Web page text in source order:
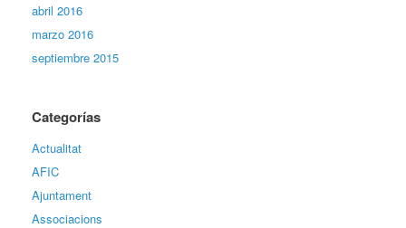
abril 2016
marzo 2016
septiembre 2015
Categorías
Actualitat
AFIC
Ajuntament
Associacions